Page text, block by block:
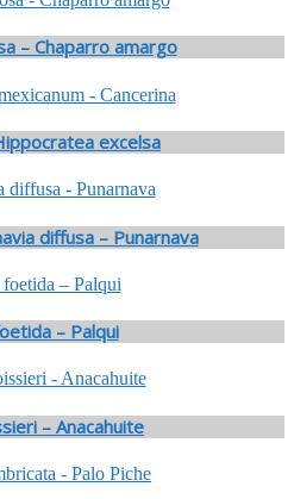
– Chaparro amargo
excelsa
diffusa – Punarnava
– Palqui
– Anacahuite